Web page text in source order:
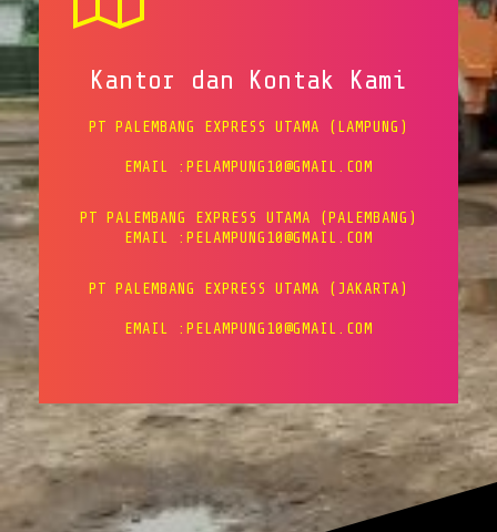
Kantor dan Kontak Kami
PT PALEMBANG EXPRESS UTAMA (LAMPUNG)
EMAIL :PELAMPUNG10@GMAIL.COM
PT PALEMBANG EXPRESS UTAMA (PALEMBANG)
EMAIL :PELAMPUNG10@GMAIL.COM
PT PALEMBANG EXPRESS UTAMA (JAKARTA)
EMAIL :PELAMPUNG10@GMAIL.COM